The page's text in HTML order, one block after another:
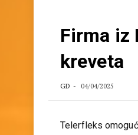
Firma iz
kreveta
GD 04/04/2025
Telerfleks